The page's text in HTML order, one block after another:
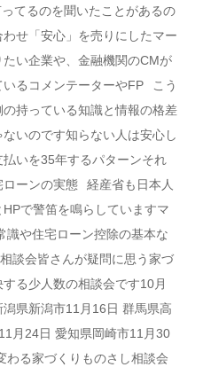
ってるのを聞いたことがあるの
せ「安心」を売りにした マー
い企業や、 金融機関のCMが
るコメンテーターやFP️⠀こう
持っている知識と情報の格差
いのです知らない人は安心し
いを35年するパターンそれ
ーンの実態⠀経産省も日本人
で警笛を鳴らしています️マ
識や住宅ローン控除の基本な
談会皆さんが疑問に思う家づ
る少人数の相談会です10月
県新潟市11月16日 群馬県高
月24日 愛知県岡崎市11月30
わる家づくりものさし相談会